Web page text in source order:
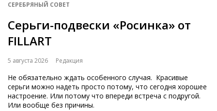
СЕРЕБРЯНЫЙ СОВЕТ
Серьги-подвески «Росинка» от
FILLART
5 августа 2026 Редакция
Не обязательно ждать особенного случая. Красивые
серьги можно надеть просто потому, что сегодня хорошее
настроение. Или потому что впереди встреча с подругой.
Или вообще без причины.